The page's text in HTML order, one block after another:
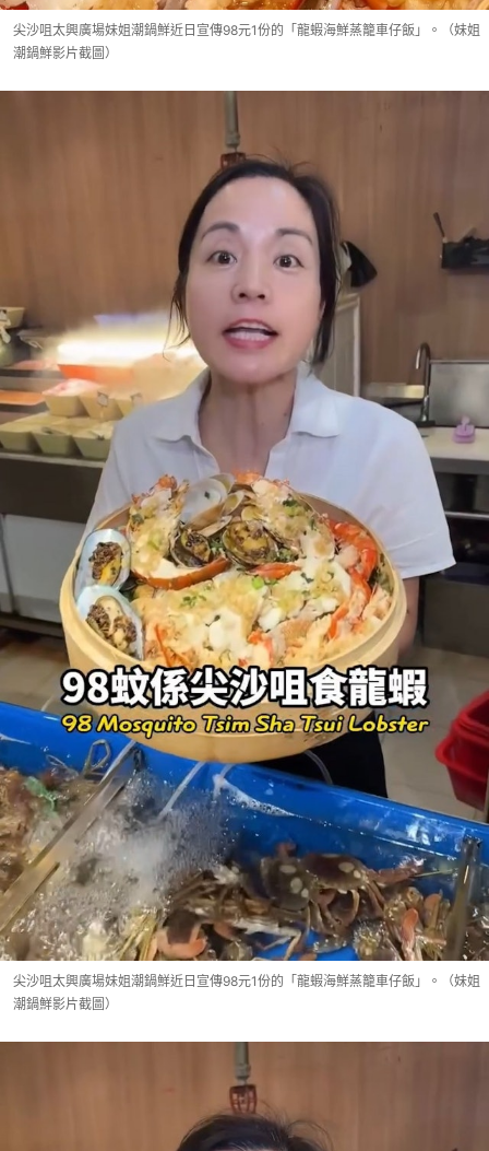
尖沙咀太興廣場妹姐潮鍋鮮近日宣傳98元1份的「龍蝦海鮮蒸籠車仔飯」。（妹姐
潮鍋鮮影片截圖）
尖沙咀太興廣場妹姐潮鍋鮮近日宣傳98元1份的「龍蝦海鮮蒸籠車仔飯」。（妹姐
潮鍋鮮影片截圖）